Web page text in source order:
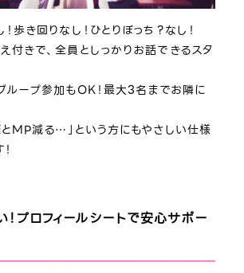
歩き回りなし！ひとりぼっち？なし！
付きで、全員としっかりお話できるスタ
ループ参加もOK！最大3名までお隣に
とMP減る…」という方にもやさしい仕様
プロフィールシートで安心サポー